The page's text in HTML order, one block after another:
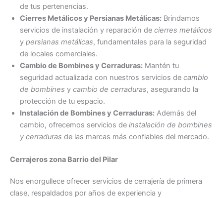
de tus pertenencias.
Cierres Metálicos y Persianas Metálicas: Brindamos
servicios de instalación y reparación de cierres metálicos
y persianas metálicas, fundamentales para la seguridad
de locales comerciales.
Cambio de Bombines y Cerraduras: Mantén tu
seguridad actualizada con nuestros servicios de cambio
de bombines y cambio de cerraduras, asegurando la
protección de tu espacio.
Instalación de Bombines y Cerraduras: Además del
cambio, ofrecemos servicios de instalación de bombines
y cerraduras de las marcas más confiables del mercado.
Cerrajeros zona Barrio del Pilar
Nos enorgullece ofrecer servicios de cerrajería de primera
clase, respaldados por años de experiencia y